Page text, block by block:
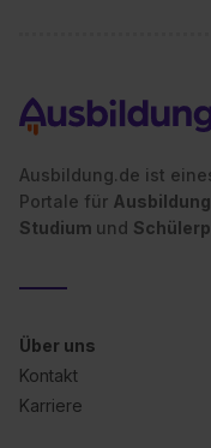
Media und
zur Übermittlung
S. 1 lit. a) DS-GVO).
angemessenes
II). Du kannst die
Wirkung für die
zeigen“. Weitere
Ausbildung.de ist
Portale für
Studium und
Über uns
Kontakt
Karriere